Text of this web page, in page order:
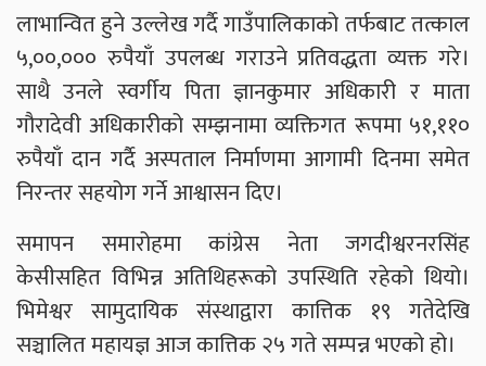
लाभान्वित हुने उल्लेख गर्दै गाउँपालिकाको तर्फबाट तत्काल
५,००,००० रुपैयाँ उपलब्ध गराउने प्रतिवद्धता व्यक्त गरे।
साथै उनले स्वर्गीय पिता ज्ञानकुमार अधिकारी र माता
गौरादेवी अधिकारीको सम्झनामा व्यक्तिगत रूपमा ५१,११०
रुपैयाँ दान गर्दै अस्पताल निर्माणमा आगामी दिनमा समेत
निरन्तर सहयोग गर्ने आश्वासन दिए।
समापन समारोहमा कांग्रेस नेता जगदीश्वरनरसिंह
केसीसहित विभिन्न अतिथिहरूको उपस्थिति रहेको थियो।
भिमेश्वर सामुदायिक संस्थाद्वारा कात्तिक १९ गतेदेखि
सञ्चालित महायज्ञ आज कात्तिक २५ गते सम्पन्न भएको हो।